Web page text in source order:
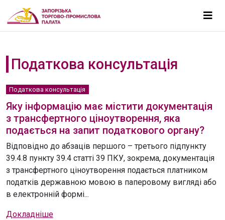
Податкова консультація
Податкова консультація
Яку інформацію має містити документація
з трансфертного ціноутворення, яка
подається на запит податкового органу?
Відповідно до абзаців першого – третього підпункту
39.4.8 пункту 39.4 статті 39 ПКУ, зокрема, документація
з трансфертного ціноутворення подається платником
податків державною мовою в паперовому вигляді або
в електронній формі...
Докладніше